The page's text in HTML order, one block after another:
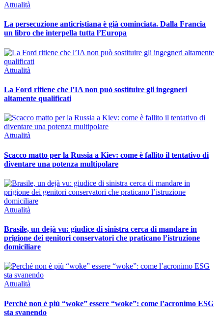
Attualità
La persecuzione anticristiana è già cominciata. Dalla Francia
un libro che interpella tutta l’Europa
Attualità
La Ford ritiene che l’IA non può sostituire gli ingegneri
altamente qualificati
Attualità
Scacco matto per la Russia a Kiev: come è fallito il tentativo di
diventare una potenza multipolare
Attualità
Brasile, un dejà vu: giudice di sinistra cerca di mandare in
prigione dei genitori conservatori che praticano l’istruzione
domiciliare
Attualità
Perché non è più “woke” essere “woke”: come l’acronimo ESG
sta svanendo